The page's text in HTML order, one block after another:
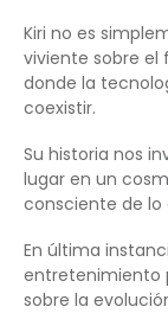
Kiri no es
viviente sobre el
donde la
coexistir.
Su historia nos
lugar en un
consciente de lo
En última
entretenimiento
sobre la